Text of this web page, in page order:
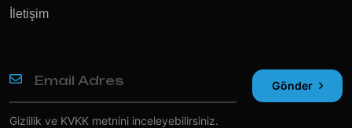
İletişim
Gönder
Gizlilik ve KVKK metnini inceleyebilirsiniz.